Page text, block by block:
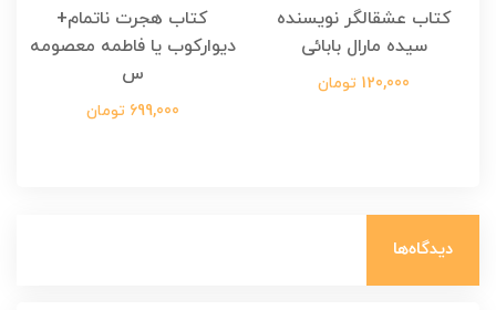
کتاب عشقالگر نویسنده
سیده مارال بابائی
120,000 تومان
کتاب هجرت ناتمام+
دیوارکوب یا فاطمه معصومه
س
699,000 تومان
دیدگاه‌ها